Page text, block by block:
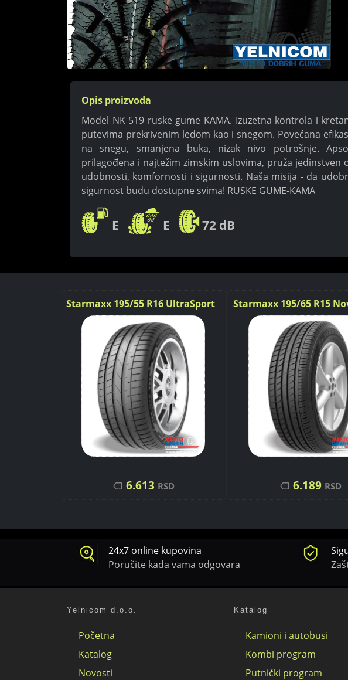
Opis proizvoda
Model NK 519 ruske gume KAMA. Izuzetna kontrola i
putevima prekrivenim ledom kao i snegom. Povećana
na snegu, smanjena buka, nizak nivo potrošnje.
prilagođena i najtežim zimskim uslovima, pruža jedinstven
udobnosti, komfornosti i sigurnosti. Naša misija - da
sigurnost budu dostupne svima! RUSKE GUME-KAMA
E E 72 dB
Starmaxx 195/55 R16 UltraSport
ST760 87V
6.613 RSD
Starmaxx 195/65 R15
ST532
6.189 RSD
24x7 online kupovina
Poručite kada vama odgovara
Yelnicom d.o.o.
Početna
Katalog
Novosti
Katalog
Kamioni i autobusi
Kombi program
Putnički program